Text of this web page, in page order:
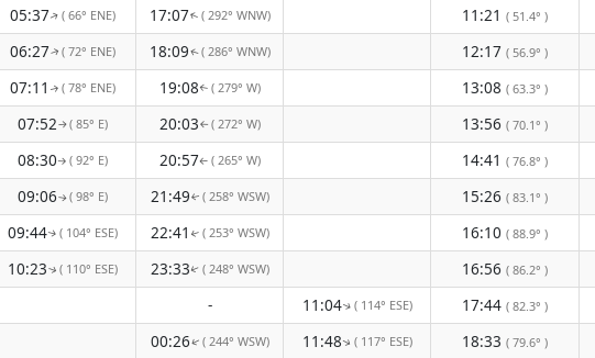
05:37↑( 66° ENE) 17:07↑( 292° WNW) 11:21 ( 51.4° )
06:27↑( 72° ENE) 18:09↑( 286° WNW) 12:17 ( 56.9° )
07:11 ↑( 78° ENE) 19:08↑( 279° W) 13:08 ( 63.3° )
07:52↑( 85° E) 20:03↑ ( 272° W) 13:56 ( 70.1° )
08:30↑ ( 92° E) 20:57↑ ( 265° W) 14:41 ( 76.8° )
09:06↑( 98° E) 21:49↑( 258° WSW) 15:26 ( 83.1° )
09:44↑( 104° ESE) 22:41 ↑( 253° WSW) 16:10 ( 88.9° )
10:23↑( 110° ESE) 23:33↑( 248° WSW) 16:56 ( 86.2° )
- 11:04↑( 114° ESE) 17:44 ( 82.3° )
00:26↑( 244° WSW) 11:48↑( 117° ESE) 18:33 ( 79.6° )